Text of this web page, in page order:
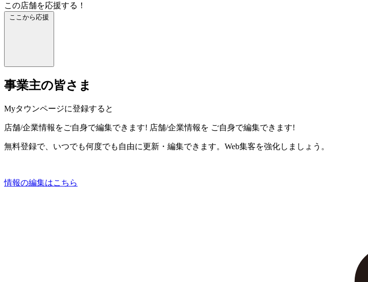
この店舗を応援する！
ここから応援
事業主の皆さま
Myタウンページに登録すると
店舗/企業情報をご自身で編集できます! 店舗/企業情報を ご自身で編集できます!
無料登録で、いつでも何度でも自由に更新・編集できます。Web集客を強化しましょう。
情報の編集はこちら